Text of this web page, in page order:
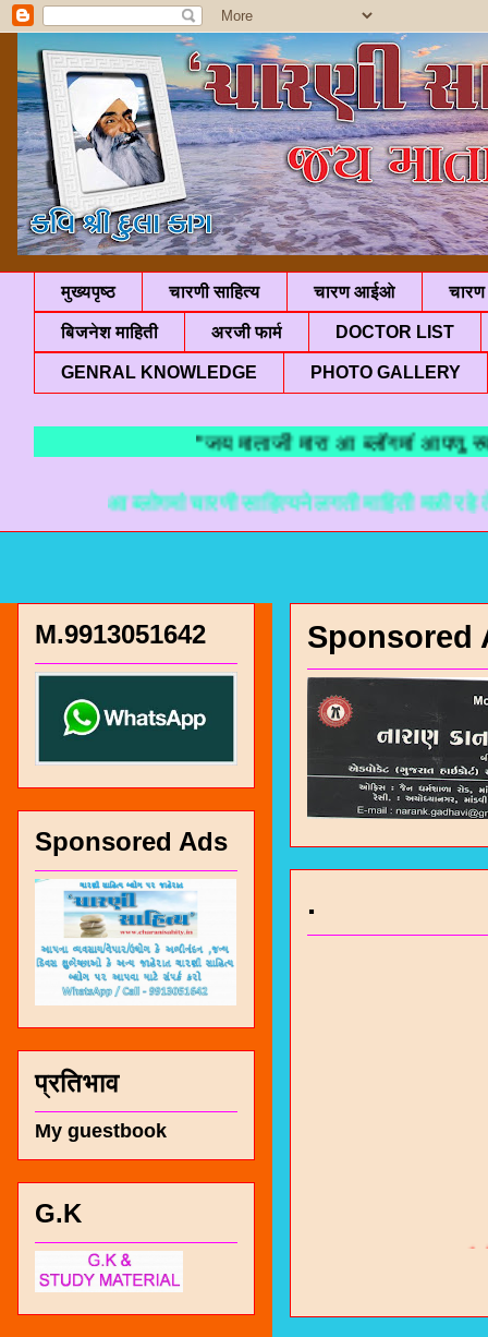
मुख्यपृष्ठ चारणी साहित्य चारण आईओ चारण
बिजनेश माहिती अरजी फार्म DOCTOR LIST
GENRAL KNOWLEDGE PHOTO GALLERY
"जय माताजी मारा आ ब्लॉगमां आपणु
आ ब्लोगमां चारणी साहित्यने लगती माहिती मळी रहे ते माटे
Sponsored
.
M.9913051642
Sponsored Ads
प्रतिभाव
My guestbook
G.K